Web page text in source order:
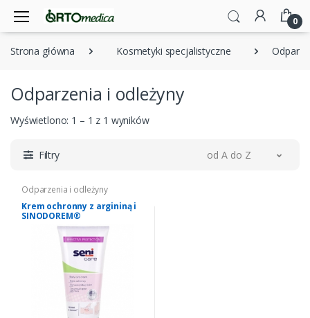
0
Strona główna Kosmetyki specjalistyczne
Odparzenia i odleżyny
Wyświetlono: 1 – 1 z 1 wyników
Filtry od A do Z
Odparzenia i odleżyny
Krem ochronny z argininą i
SINODOREM®